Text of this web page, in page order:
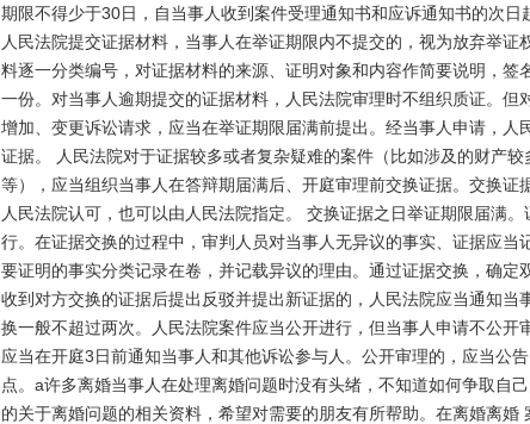
期限不得少于30日，自当事人收到案件受理通知书和应诉通知书的次日
人民法院提交证据材料，当事人在举证期限内不提交的，视为放弃举证
料逐一分类编号，对证据材料的来源、证明对象和内容作简要说明，签
一份。对当事人逾期提交的证据材料，人民法院审理时不组织质证。但
增加、变更诉讼请求，应当在举证期限届满前提出。经当事人申请，人
证据。 人民法院对于证据较多或者复杂疑难的案件（比如涉及的财产
等），应当组织当事人在答辩期届满后、开庭审理前交换证据。交换证
人民法院认可，也可以由人民法院指定。 交换证据之日举证期限届满
行。在证据交换的过程中，审判人员对当事人无异议的事实、证据应当
要证明的事实分类记录在卷，并记载异议的理由。通过证据交换，确定
收到对方交换的证据后提出反驳并提出新证据的，人民法院应当通知当
换一般不超过两次。人民法院案件应当公开进行，但当事人申请不公开
应当在开庭3日前通知当事人和其他诉讼参与人。公开审理的，应当公
点。a许多离婚当事人在处理离婚问题时没有头绪，不知道如何争取自
的关于离婚问题的相关资料，希望对需要的朋友有所帮助。在离婚离婚